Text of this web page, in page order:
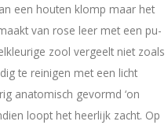
een houten klomp maar het
van rose leer met een pu-
zool vergeelt niet zoals
te reinigen met een licht
anatomisch gevormd ‘on
loopt het heerlijk zacht. Op